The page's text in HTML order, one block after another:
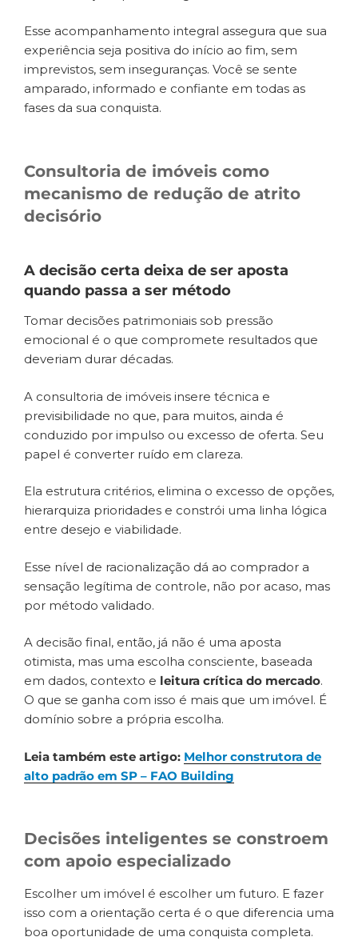
Esse acompanhamento integral assegura que sua
experiência seja positiva do início ao fim, sem
imprevistos, sem inseguranças. Você se sente
amparado, informado e confiante em todas as
fases da sua conquista.
Consultoria de imóveis como
mecanismo de redução de atrito
decisório
A decisão certa deixa de ser aposta
quando passa a ser método
Tomar decisões patrimoniais sob pressão
emocional é o que compromete resultados que
deveriam durar décadas.
A consultoria de imóveis insere técnica e
previsibilidade no que, para muitos, ainda é
conduzido por impulso ou excesso de oferta. Seu
papel é converter ruído em clareza.
Ela estrutura critérios, elimina o excesso de opções,
hierarquiza prioridades e constrói uma linha lógica
entre desejo e viabilidade.
Esse nível de racionalização dá ao comprador a
sensação legítima de controle, não por acaso, mas
por método validado.
A decisão final, então, já não é uma aposta
otimista, mas uma escolha consciente, baseada
em dados, contexto e leitura crítica do mercado.
O que se ganha com isso é mais que um imóvel. É
domínio sobre a própria escolha.
Leia também este artigo: Melhor construtora de
alto padrão em SP – FAO Building
Decisões inteligentes se constroem
com apoio especializado
Escolher um imóvel é escolher um futuro. E fazer
isso com a orientação certa é o que diferencia uma
boa oportunidade de uma conquista completa.